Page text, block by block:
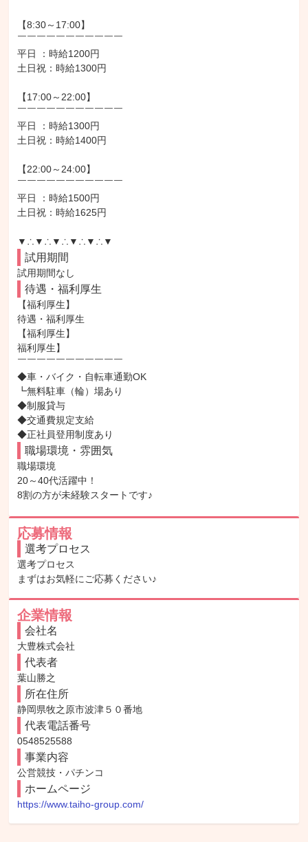
【8:30～17:00】
￣￣￣￣￣￣￣￣￣￣￣
平日 ：時給1200円
土日祝：時給1300円
【17:00～22:00】
￣￣￣￣￣￣￣￣￣￣￣
平日 ：時給1300円
土日祝：時給1400円
【22:00～24:00】
￣￣￣￣￣￣￣￣￣￣￣
平日 ：時給1500円
土日祝：時給1625円
▼∴▼∴▼∴▼∴▼∴▼
試用期間
試用期間なし
待遇・福利厚生
【福利厚生】
待遇・福利厚生
【福利厚生】
福利厚生】
￣￣￣￣￣￣￣￣￣￣￣
◆車・バイク・自転車通勤OK
┗無料駐車（輪）場あり
◆制服貸与
◆交通費規定支給
◆正社員登用制度あり
職場環境・雰囲気
職場環境
20～40代活躍中！
8割の方が未経験スタートです♪
応募情報
選考プロセス
選考プロセス
まずはお気軽にご応募ください♪
企業情報
会社名
大豊株式会社
代表者
葉山勝之
所在住所
静岡県牧之原市波津５０番地
代表電話番号
0548525588
事業内容
公営競技・パチンコ
ホームページ
https://www.taiho-group.com/